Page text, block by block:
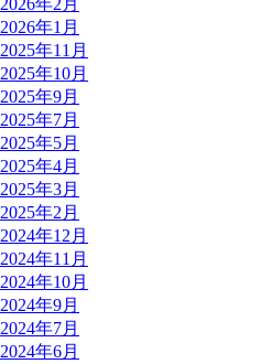
2026年2月
2026年1月
2025年11月
2025年10月
2025年9月
2025年7月
2025年5月
2025年4月
2025年3月
2025年2月
2024年12月
2024年11月
2024年10月
2024年9月
2024年7月
2024年6月